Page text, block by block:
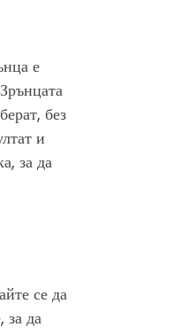
е
без
и
за да
се да
за да